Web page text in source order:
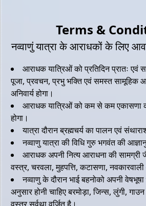
Dist / जिला *
City / शहर का नाम *
PinCode / पिन कोड *
Terms &
नव्वाणुं यात्रा के आराधकों के लिए
आराधक यात्रिओं को प्रतिदिन प्रातः एवं
पूजा, प्रवचन, प्रभु भक्ति एवं समस्त सामूहिक
अनिवार्य होगा।
आराधक यात्रिओं को कम से कम एकासणा
होगा।
यात्रा दौरान ब्रह्मचर्य का पालन एवं
नव्वाणु यात्रा की विधि गुरु भगवंत की
आराधक अपनी नित्य आराधना की
वस्त्र, चरवला, मुहपत्ति, कटासणा,
नव्वाणु के दौरान भाई बहनोको अपनी
अनुसार होनी चाहिए बरमोड़ा, जिन्स, लुंगी,
वस्त्र सर्वथा वर्जित है।